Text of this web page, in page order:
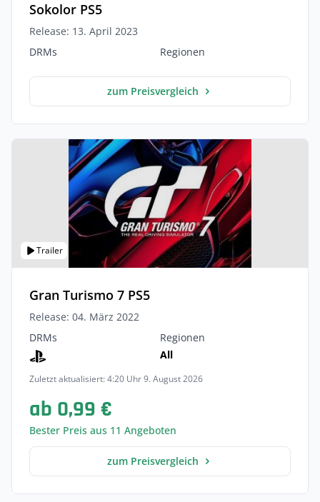
Sokolor PS5
Release: 13. April 2023
DRMs
Regionen
zum Preisvergleich
Trailer
Gran Turismo 7 PS5
Release: 04. März 2022
DRMs
Regionen
All
Zuletzt aktualisiert: 4:20 Uhr 9. August 2026
ab 0,99 €
Bester Preis aus 11 Angeboten
zum Preisvergleich